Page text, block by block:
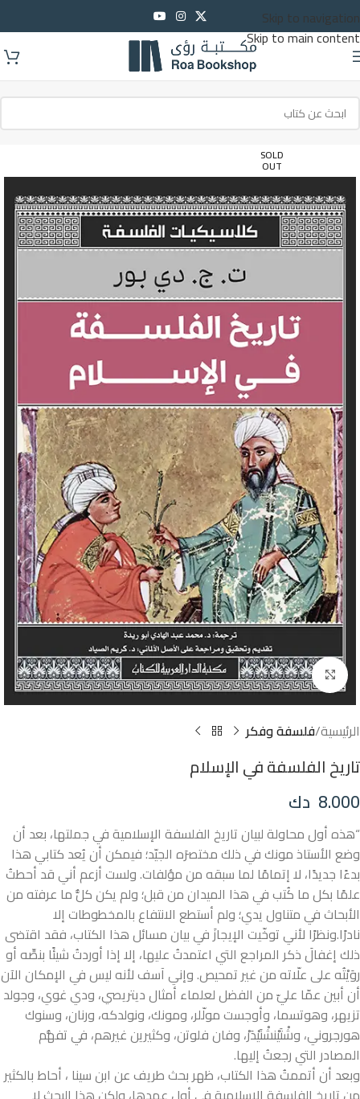
Skip to navigation
Skip to main content
SOLD
OUT
Click to enlarge
الرئيسية فلسفة وفكر
تاريخ الفلسفة في الإسلام
8.000 دك
“هذه أول محاولة لبيان تاريخ الفلسفة الإسلامية في جملتها، بعد أن
وضع الأستاذ مونك في ذلك مختصرَه الجيّد؛ فيمكن أن يُعد كتابي هذا
بدءًا جديدًا، لا إتمامًا لما سبقه من مؤلفات. ولست أزعم أني قد أحطتُ
علمًا بكل ما كُتب في هذا الميدان من قبل؛ ولم يكن كلُّ ما عرفته من
الأبحاث في متناول يدي؛ ولم أستطع الانتفاع بالمخطوطات إلا
نادرًا.ونظرًا لأني توخّيت الإيجازَ في بيان مسائل هذا الكتاب، فقد اقتضى
ذلك إغفالَ ذكر المراجع التي اعتمدتُ عليها، إلا إذا أوردتُ شيئًا بنصِّه أو
روَيْتُه على علّاته من غير تمحيص. وإني آسف لأنه ليس في الإمكان الآن
أن أبين عمّا عليّ من الفضل لعلماء أمثال ديتريصي، ودي غوي، وجولد
تزيهر، وهوتسما، وأوجست مولّلر، ومونك، ونولدكه، ورنان، وسنوك
هورجروني، وشْتَيْنشْنَيْدَرْ، وفان فلوتن، وكثيرين غيرهم، في تفهُّم
المصادر التي رجعتُ إليها.
وبعد أن أتممتُ هذا الكتاب، ظهر بحث طريف عن ابن سينا ، أحاط بالكثير